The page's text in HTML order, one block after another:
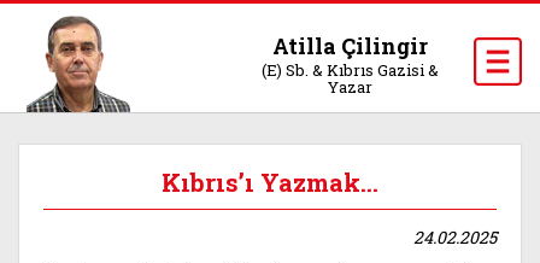
Atilla Çilingir
(E) Sb. & Kıbrıs Gazisi &
Yazar
Kıbrıs’ı Yazmak…
24.02.2025